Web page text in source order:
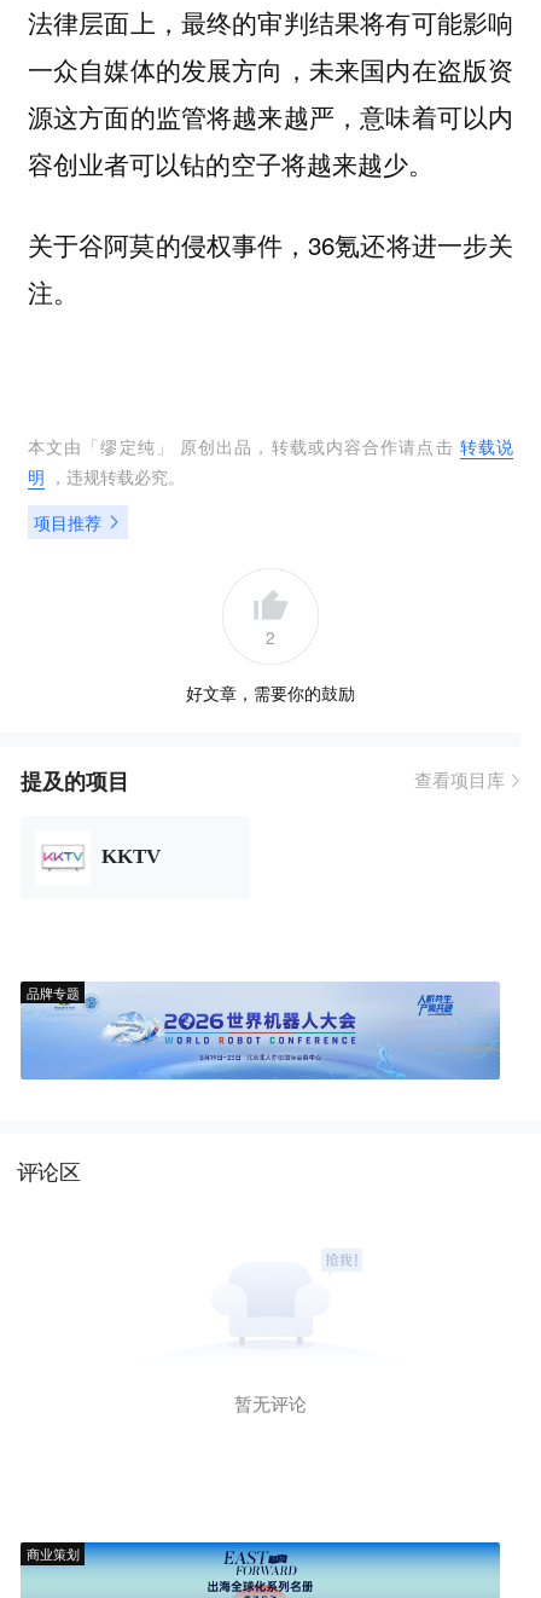
法律层面上，最终的审判结果将有可能影响
一众自媒体的发展方向，未来国内在盗版资
源这方面的监管将越来越严，意味着可以内
容创业者可以钻的空子将越来越少。
关于谷阿莫的侵权事件，36氪还将进一步关
注。
本文由「缪定纯 」 原创出品，转载或内容合作请点击 转载说
明 ，违规转载必究。
项目推荐
2
好文章，需要你的鼓励
提及的项目 查看项目库
KKTV
品牌专题
评论区
暂无评论
商业策划